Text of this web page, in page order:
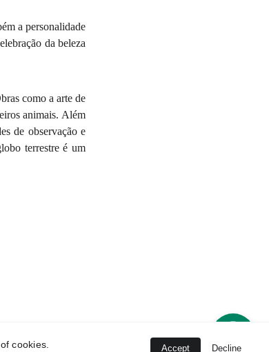
a personalidade
da beleza
como a arte de
animais. Além
de observação e
terrestre é um
cookies. Accept Decline